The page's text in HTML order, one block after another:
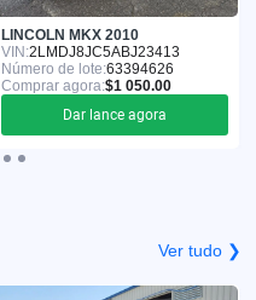
LINCOLN MKX 2010
VIN:2LMDJ8JC5ABJ23413
Número de lote:63394626
Comprar agora:$1 050.00
Dar lance agora
Ver tudo ❯